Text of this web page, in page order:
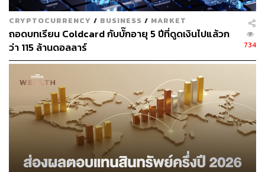
CRYPTOCURRENCY / BUSINESS / MARKET
ถอดบทเรียน Coldcard กับบั๊กอายุ 5 ปีที่ดูดเงินไปแล้วก
ว่า 115 ล้านดอลลาร์
734